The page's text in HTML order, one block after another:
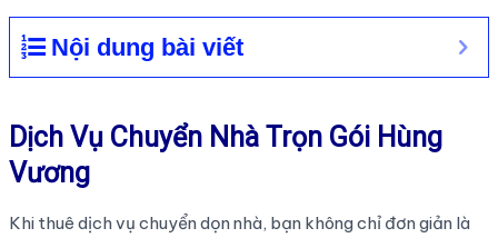
Nội dung bài viết
Dịch Vụ Chuyển Nhà Trọn Gói Hùng
Vương
Khi thuê dịch vụ chuyển dọn nhà, bạn không chỉ đơn giản là